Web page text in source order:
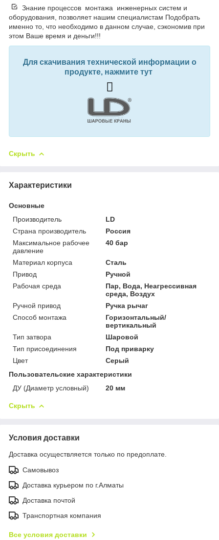
Знание процессов монтажа инженерных систем и
оборудования, позволяет нашим специалистам Подобрать
именно то, что необходимо в данном случае, сэкономив при
этом Ваше время и деньги!!!
Для скачивания технической информации о
продукте, нажмите тут
Скрыть
Характеристики
Основные
Производитель
LD
Страна производитель
Россия
Максимальное рабочее
давление
40 бар
Материал корпуса
Сталь
Привод
Ручной
Рабочая среда
Пар, Вода, Неагрессивная
среда, Воздух
Ручной привод
Ручка рычаг
Способ монтажа
Горизонтальный/
вертикальный
Тип затвора
Шаровой
Тип присоединения
Под приварку
Цвет
Серый
Пользовательские характеристики
ДУ (Диаметр условный)
20 мм
Скрыть
Условия доставки
Доставка осуществляется только по предоплате.
Самовывоз
Доставка курьером по г.Алматы
Доставка почтой
Транспортная компания
Все условия доставки